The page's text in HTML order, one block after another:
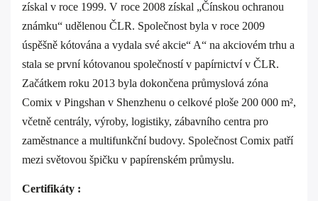
získal v roce 1999. V roce 2008 získal „Čínskou ochranou
známku“ udělenou ČLR. Společnost byla v roce 2009
úspěšně kótována a vydala své akcie“ A“ na akciovém trhu a
stala se první kótovanou společností v papírnictví v ČLR.
Začátkem roku 2013 byla dokončena průmyslová zóna
Comix v Pingshan v Shenzhenu o celkové ploše 200 000 m²,
včetně centrály, výroby, logistiky, zábavního centra pro
zaměstnance a multifunkční budovy. Společnost Comix patří
mezi světovou špičku v papírenském průmyslu.
Certifikáty :